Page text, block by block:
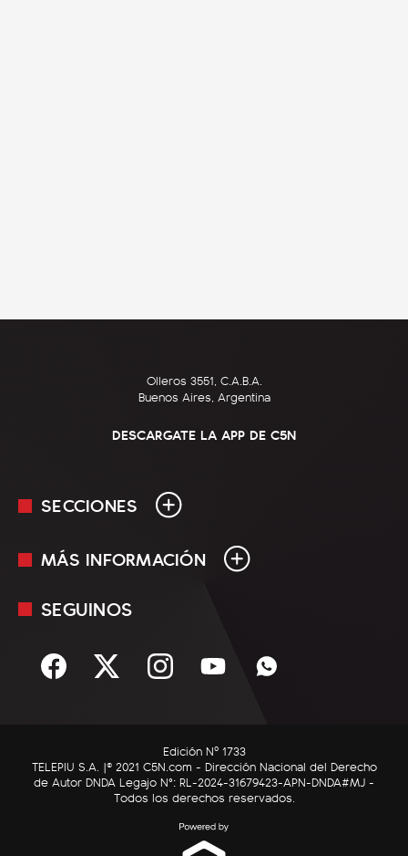
Olleros 3551, C.A.B.A.
Buenos Aires, Argentina
DESCARGATE LA APP DE C5N
SECCIONES
En Vivo
Sociedad
C5N Autos
RatingCero
MÁS INFORMACIÓN
Mediakit
Términos y condiciones
SEGUINOS
Edición Nº 1733
TELEPIU S.A. |© 2021 C5N.com - Dirección Nacional del Derecho
de Autor DNDA Legajo N°: RL-2024-31679423-APN-DNDA#MJ -
Todos los derechos reservados.